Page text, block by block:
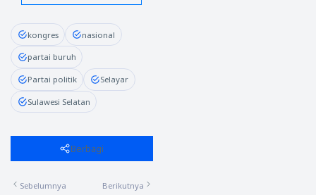
kongres nasional
partai buruh
Partai politik Selayar
Sulawesi Selatan
Berbagi
Sebelumnya Berikutnya